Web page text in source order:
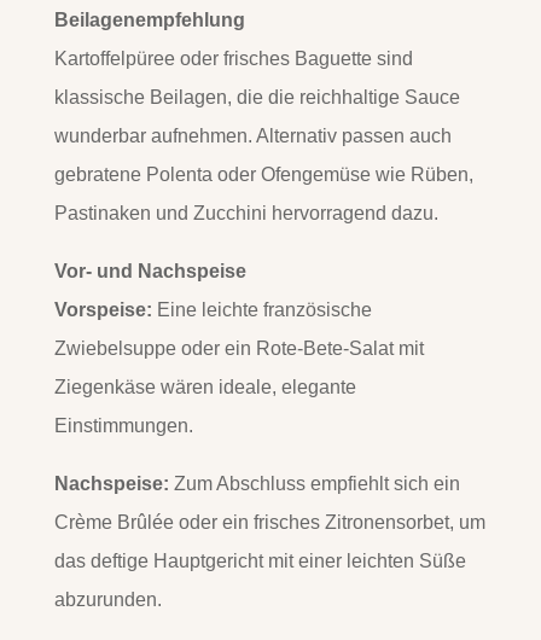
Beilagenempfehlung
Kartoffelpüree oder frisches Baguette sind
klassische Beilagen, die die reichhaltige Sauce
wunderbar aufnehmen. Alternativ passen auch
gebratene Polenta oder Ofengemüse wie Rüben,
Pastinaken und Zucchini hervorragend dazu.
Vor- und Nachspeise
Vorspeise: Eine leichte französische
Zwiebelsuppe oder ein Rote-Bete-Salat mit
Ziegenkäse wären ideale, elegante
Einstimmungen.
Nachspeise: Zum Abschluss empfiehlt sich ein
Crème Brûlée oder ein frisches Zitronensorbet, um
das deftige Hauptgericht mit einer leichten Süße
abzurunden.